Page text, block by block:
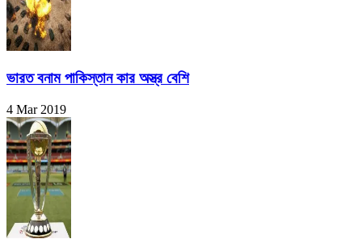
ভারত বনাম পাকিস্তান কার অস্ত্র বেশি
4 Mar 2019